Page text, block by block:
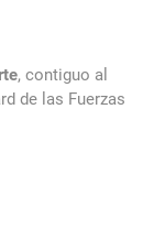
, contiguo al
de las Fuerzas